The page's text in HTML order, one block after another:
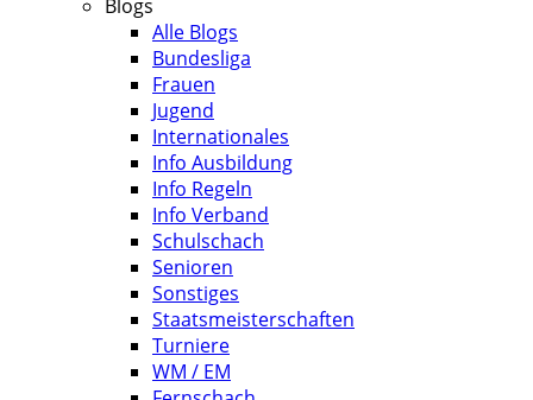
Blogs
Alle Blogs
Bundesliga
Frauen
Jugend
Internationales
Info Ausbildung
Info Regeln
Info Verband
Schulschach
Senioren
Sonstiges
Staatsmeisterschaften
Turniere
WM / EM